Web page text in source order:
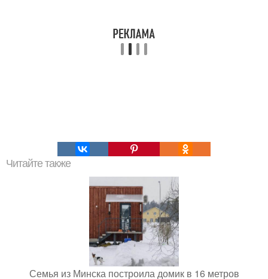
Читайте также
Семья из Минска построила домик в 16 метров